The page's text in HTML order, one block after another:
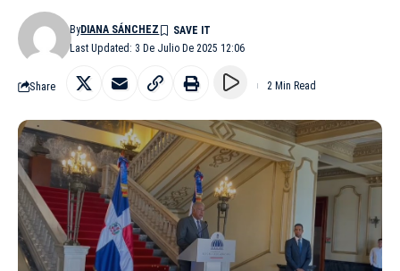
Last Updated: 3 De Julio De 2025 12:06
ByDIANA SÁNCHEZ
Share 2 Min Read